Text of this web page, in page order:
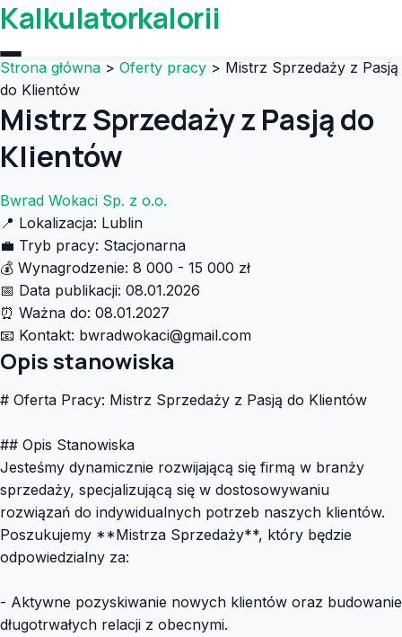
Kalkulatorkalorii
Strona główna > Oferty pracy > Mistrz Sprzedaży z Pasją
do Klientów
Mistrz Sprzedaży z Pasją do
Klientów
Bwrad Wokaci Sp. z o.o.
📍 Lokalizacja: Lublin
💼 Tryb pracy: Stacjonarna
💰 Wynagrodzenie: 8 000 - 15 000 zł
📅 Data publikacji: 08.01.2026
⏰ Ważna do: 08.01.2027
📧 Kontakt: bwradwokaci@gmail.com
Opis stanowiska
# Oferta Pracy: Mistrz Sprzedaży z Pasją do Klientów
## Opis Stanowiska
Jesteśmy dynamicznie rozwijającą się firmą w branży
sprzedaży, specjalizującą się w dostosowywaniu
rozwiązań do indywidualnych potrzeb naszych klientów.
Poszukujemy **Mistrza Sprzedaży**, który będzie
odpowiedzialny za:
- Aktywne pozyskiwanie nowych klientów oraz budowanie
długotrwałych relacji z obecnymi.